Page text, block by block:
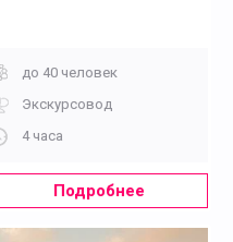
до 40 человек
Экскурсовод
4 часа
Подробнее